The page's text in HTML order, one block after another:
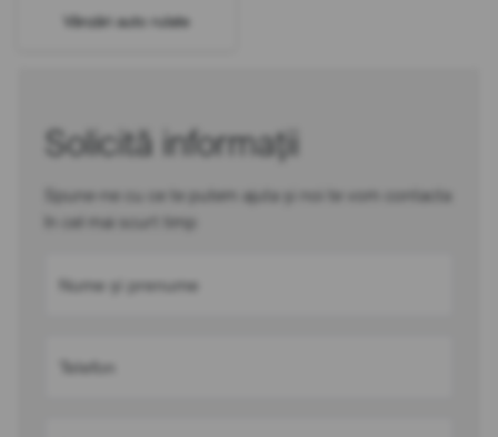
Vânzări auto rulate
Solicită informații
Spune-ne cu ce te putem ajuta și noi te vom contacta
în cel mai scurt timp
Nume și prenume
Telefon